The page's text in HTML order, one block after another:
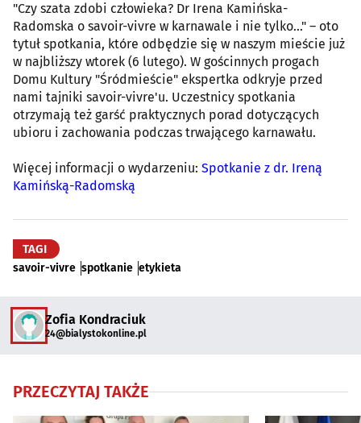
"Czy szata zdobi człowieka? Dr Irena Kamińska-
Radomska o savoir-vivre w karnawale i nie tylko…" – oto
tytuł spotkania, które odbędzie się w naszym mieście już
w najbliższy wtorek (6 lutego). W gościnnych progach
Domu Kultury "Śródmieście" ekspertka odkryje przed
nami tajniki savoir-vivre'u. Uczestnicy spotkania
otrzymają też garść praktycznych porad dotyczących
ubioru i zachowania podczas trwającego karnawału.
Więcej informacji o wydarzeniu: Spotkanie z dr. Ireną
Kamińską-Radomską
TAGI
savoir-vivre spotkanie etykieta
Zofia Kondraciuk
24@bialystokonline.pl
PRZECZYTAJ TAKŻE